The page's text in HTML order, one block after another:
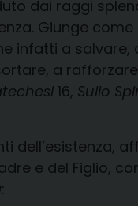
dai raggi
Giunge
infatti a salvare,
a
16, Sullo
dell’esistenza,
e del Figlio,
: